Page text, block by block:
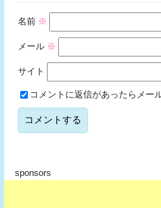
名前 ※
メール ※
サイト
コメントに返信があったらメー
sponsors